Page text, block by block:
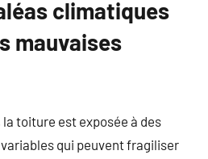
climatiques
mauvaises
la toiture est exposée à des
qui peuvent fragiliser